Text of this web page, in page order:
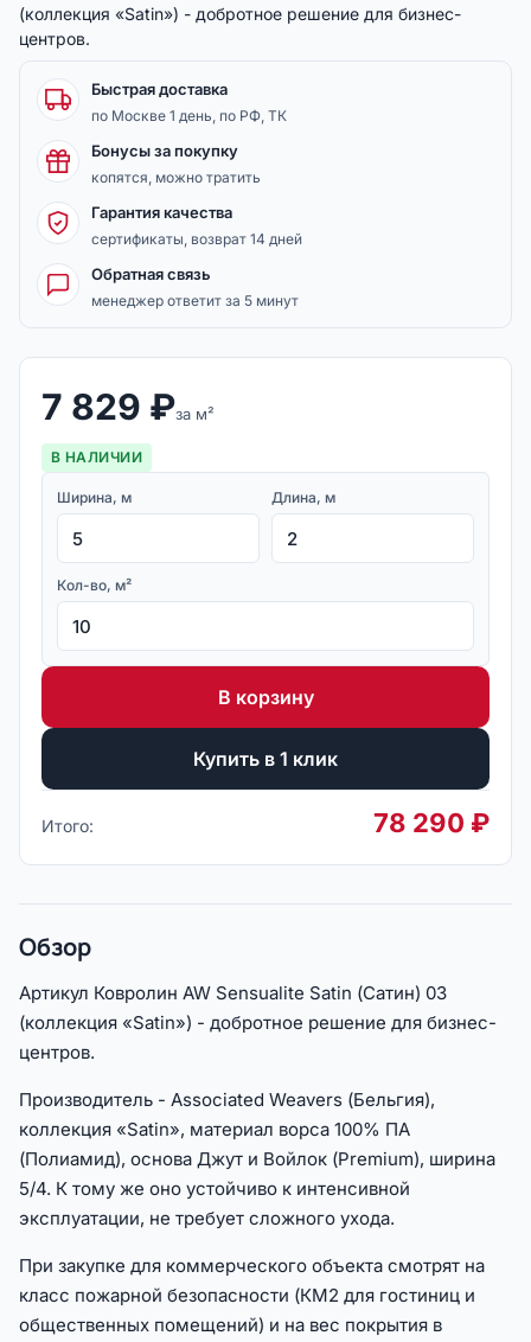
(коллекция «Satin») - добротное решение для бизнес-
центров.
Быстрая доставка
по Москве 1 день, по РФ, ТК
Бонусы за покупку
копятся, можно тратить
Гарантия качества
сертификаты, возврат 14 дней
Обратная связь
менеджер ответит за 5 минут
7 829 ₽за м²
В НАЛИЧИИ
Ширина, м Длина, м
Кол-во, м²
В корзину
Купить в 1 клик
Итого: 78 290 ₽
Обзор
Артикул Ковролин AW Sensualite Satin (Сатин) 03
(коллекция «Satin») - добротное решение для бизнес-
центров.
Производитель - Associated Weavers (Бельгия),
коллекция «Satin», материал ворса 100% ПА
(Полиамид), основа Джут и Войлок (Premium), ширина
5/4. К тому же оно устойчиво к интенсивной
эксплуатации, не требует сложного ухода.
При закупке для коммерческого объекта смотрят на
класс пожарной безопасности (КМ2 для гостиниц и
общественных помещений) и на вес покрытия в